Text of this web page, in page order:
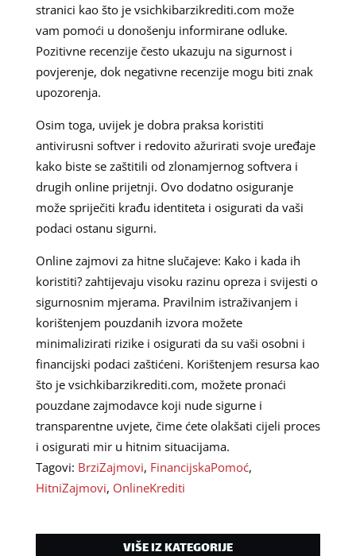
stranici kao što je vsichkibarzikrediti.com može
vam pomoći u donošenju informirane odluke.
Pozitivne recenzije često ukazuju na sigurnost i
povjerenje, dok negativne recenzije mogu biti znak
upozorenja.
Osim toga, uvijek je dobra praksa koristiti
antivirusni softver i redovito ažurirati svoje uređaje
kako biste se zaštitili od zlonamjernog softvera i
drugih online prijetnji. Ovo dodatno osiguranje
može spriječiti krađu identiteta i osigurati da vaši
podaci ostanu sigurni.
Online zajmovi za hitne slučajeve: Kako i kada ih
koristiti? zahtijevaju visoku razinu opreza i svijesti o
sigurnosnim mjerama. Pravilnim istraživanjem i
korištenjem pouzdanih izvora možete
minimalizirati rizike i osigurati da su vaši osobni i
financijski podaci zaštićeni. Korištenjem resursa kao
što je vsichkibarzikrediti.com, možete pronaći
pouzdane zajmodavce koji nude sigurne i
transparentne uvjete, čime ćete olakšati cijeli proces
i osigurati mir u hitnim situacijama.
Tagovi: BrziZajmovi, FinancijskaPomoć,
HitniZajmovi, OnlineKrediti
VIŠE IZ KATEGORIJE